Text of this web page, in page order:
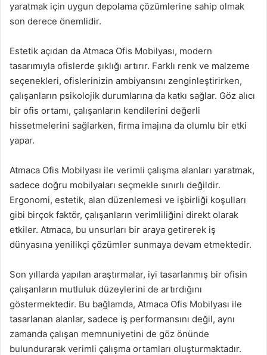
yaratmak için uygun depolama çözümlerine sahip olmak
son derece önemlidir.
Estetik açıdan da Atmaca Ofis Mobilyası, modern
tasarımıyla ofislerde şıklığı artırır. Farklı renk ve malzeme
seçenekleri, ofislerinizin ambiyansını zenginleştirirken,
çalışanların psikolojik durumlarına da katkı sağlar. Göz alıcı
bir ofis ortamı, çalışanların kendilerini değerli
hissetmelerini sağlarken, firma imajına da olumlu bir etki
yapar.
Atmaca Ofis Mobilyası ile verimli çalışma alanları yaratmak,
sadece doğru mobilyaları seçmekle sınırlı değildir.
Ergonomi, estetik, alan düzenlemesi ve işbirliği koşulları
gibi birçok faktör, çalışanların verimliliğini direkt olarak
etkiler. Atmaca, bu unsurları bir araya getirerek iş
dünyasına yenilikçi çözümler sunmaya devam etmektedir.
Son yıllarda yapılan araştırmalar, iyi tasarlanmış bir ofisin
çalışanların mutluluk düzeylerini de artırdığını
göstermektedir. Bu bağlamda, Atmaca Ofis Mobilyası ile
tasarlanan alanlar, sadece iş performansını değil, aynı
zamanda çalışan memnuniyetini de göz önünde
bulundurarak verimli çalışma ortamları oluşturmaktadır.